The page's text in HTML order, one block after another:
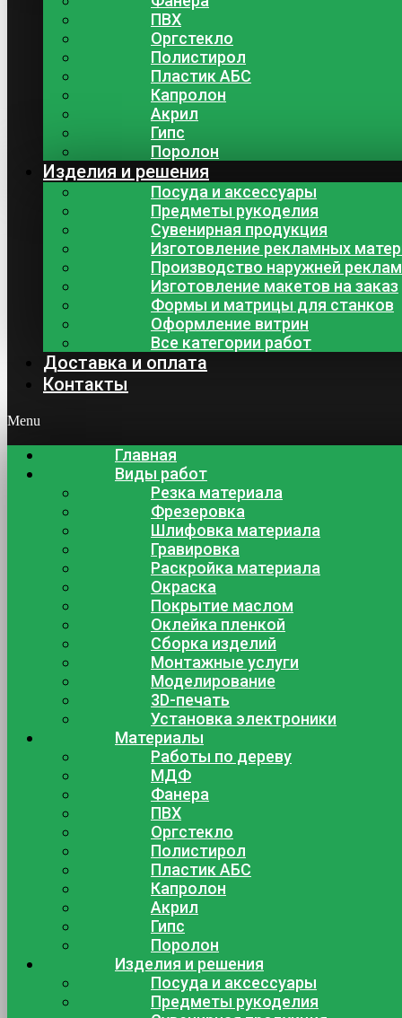
ПВХ
Оргстекло
Полистирол
Пластик АБС
Капролон
Акрил
Гипс
Поролон
Изделия и решения
Посуда и аксессуары
Предметы рукоделия
Сувенирная продукция
Изготовление рекламных
Производство наружней
Изготовление макетов на заказ
Формы и матрицы для станков
Оформление витрин
Все категории работ
Доставка и оплата
Контакты
Menu
Главная
Виды работ
Резка материала
Фрезеровка
Шлифовка материала
Гравировка
Раскройка материала
Окраска
Покрытие маслом
Оклейка пленкой
Сборка изделий
Монтажные услуги
Моделирование
3D-печать
Установка электроники
Материалы
Работы по дереву
МДФ
Фанера
ПВХ
Оргстекло
Полистирол
Пластик АБС
Капролон
Акрил
Гипс
Поролон
Изделия и решения
Посуда и аксессуары
Предметы рукоделия